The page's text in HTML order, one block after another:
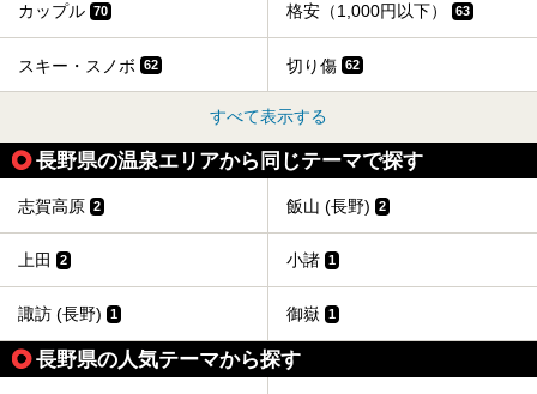
カップル 70 格安（1,000円以下） 63
スキー・スノボ 62 切り傷 62
すべて表示する
長野県の温泉エリアから同じテーマで探す
志賀高原 2 飯山 (長野) 2
上田 2 小諸 1
諏訪 (長野) 1 御嶽 1
長野県の人気テーマから探す